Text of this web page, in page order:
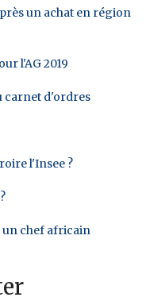
un achat en région
l'AG 2019
carnet d'ordres
l'Insee ?
un chef africain